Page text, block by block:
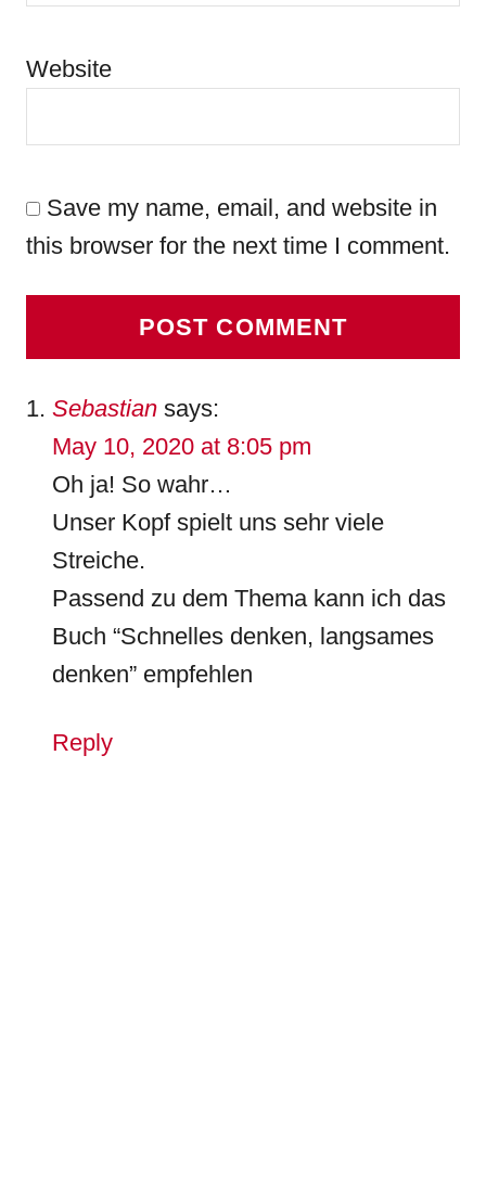
Website
Save my name, email, and website in
this browser for the next time I comment.
Sebastian says:
May 10, 2020 at 8:05 pm
Oh ja! So wahr…
Unser Kopf spielt uns sehr viele
Streiche.
Passend zu dem Thema kann ich das
Buch “Schnelles denken, langsames
denken” empfehlen
Reply